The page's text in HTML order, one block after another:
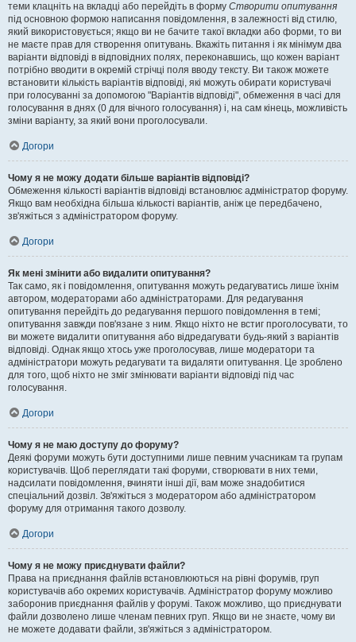
теми клацніть на вкладці або перейдіть в форму Створити опитування
під основною формою написання повідомлення, в залежності від стилю,
який використовується; якщо ви не бачите такої вкладки або форми, то ви
не маєте прав для створення опитувань. Вкажіть питання і як мінімум два
варіанти відповіді в відповідних полях, переконавшись, що кожен варіант
потрібно вводити в окремій стрічці поля вводу тексту. Ви також можете
встановити кількість варіантів відповіді, які можуть обирати користувачі
при голосуванні за допомогою "Варіантів відповіді", обмеження в часі для
голосування в днях (0 для вічного голосування) і, на сам кінець, можливість
зміни варіанту, за який вони проголосували.
Догори
Чому я не можу додати більше варіантів відповіді?
Обмеження кількості варіантів відповіді встановлює адміністратор форуму.
Якщо вам необхідна більша кількості варіантів, аніж це передбачено,
зв'яжіться з адміністратором форуму.
Догори
Як мені змінити або видалити опитування?
Так само, як і повідомлення, опитування можуть редагуватись лише їхнім
автором, модераторами або адміністраторами. Для редагування
опитування перейдіть до редагування першого повідомлення в темі;
опитування завжди пов'язане з ним. Якщо ніхто не встиг проголосувати, то
ви можете видалити опитування або відредагувати будь-який з варіантів
відповіді. Однак якщо хтось уже проголосував, лише модератори та
адміністратори можуть редагувати та видаляти опитування. Це зроблено
для того, щоб ніхто не зміг змінювати варіанти відповіді під час
голосування.
Догори
Чому я не маю доступу до форуму?
Деякі форуми можуть бути доступними лише певним учасникам та групам
користувачів. Щоб переглядати такі форуми, створювати в них теми,
надсилати повідомлення, вчиняти інші дії, вам може знадобитися
спеціальний дозвіл. Зв'яжіться з модератором або адміністратором
форуму для отримання такого дозволу.
Догори
Чому я не можу приєднувати файли?
Права на приєднання файлів встановлюються на рівні форумів, груп
користувачів або окремих користувачів. Адміністратор форуму можливо
заборонив приєднання файлів у форумі. Також можливо, що приєднувати
файли дозволено лише членам певних груп. Якщо ви не знаєте, чому ви
не можете додавати файли, зв'яжіться з адміністратором.